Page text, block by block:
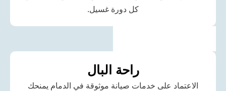
كل دورة غسيل.
راحة البال
على خدمات صيانة موثوقة في الدمام يمنحك